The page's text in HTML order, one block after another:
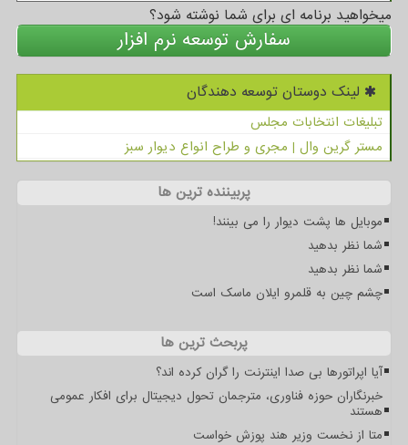
میخواهید برنامه ای برای شما نوشته شود؟
سفارش توسعه نرم افزار
لینک دوستان توسعه دهندگان
تبلیغات انتخابات مجلس
مستر گرین وال | مجری و طراح انواع دیوار سبز
پربیننده ترین ها
موبایل ها پشت دیوار را می بینند!
شما نظر بدهید
شما نظر بدهید
چشم چین به قلمرو ایلان ماسک است
پربحث ترین ها
آیا اپراتورها بی صدا اینترنت را گران کرده اند؟
خبرنگاران حوزه فناوری، مترجمان تحول دیجیتال برای افکار عمومی
هستند
متا از نخست وزیر هند پوزش خواست